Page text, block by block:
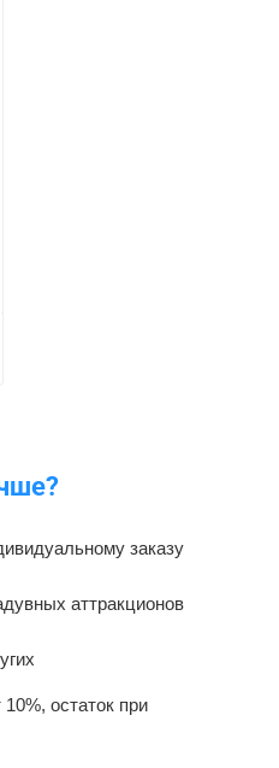
заказу
аттракционов
остаток при